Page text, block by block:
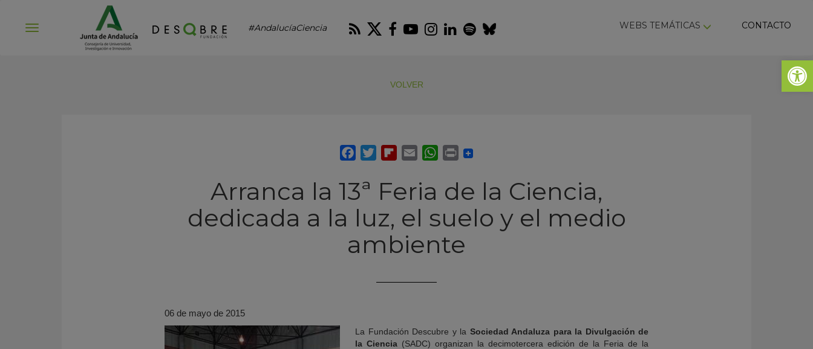
Abrir
#AndalucíaCiencia RSS Twitter
Facebook
Youtube
Instagram
LinkedIn
Spotify
Bluesky WEBS TEMÁTICAS CONTACTO
VOLVER
Arranca la 13ª Feria de la Ciencia,
dedicada a la luz, el suelo y el medio
ambiente
06 de mayo de 2015
La Fundación Descubre y la Sociedad Andaluza para la Divulgación de
la Ciencia (SADC) organizan la decimotercera edición de la Feria de la